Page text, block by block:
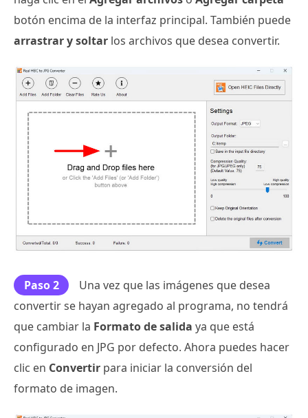
botón encima de la interfaz principal. También puede
arrastrar y soltar los archivos que desea convertir.
Paso 2
Una vez que las imágenes que desea
convertir se hayan agregado al programa, no tendrá
que cambiar la Formato de salida ya que está
configurado en JPG por defecto. Ahora puedes hacer
clic en Convertir para iniciar la conversión del
formato de imagen.